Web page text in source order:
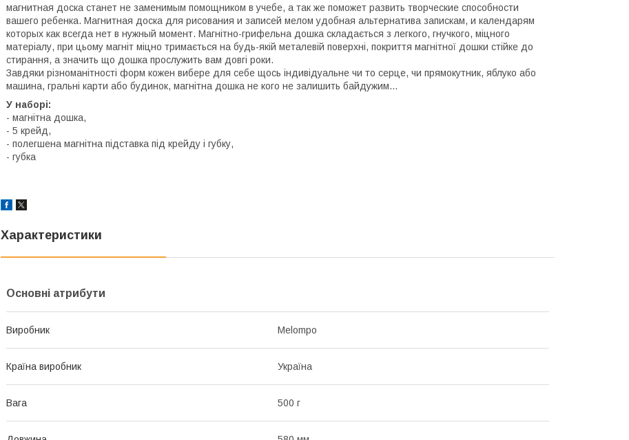
магнитная доска станет не заменимым помощником в учебе, а так же поможет развить творческие способности
вашего ребенка. Магнитная доска для рисования и записей мелом удобная альтернатива запискам, и календарям
которых как всегда нет в нужный момент. Магнітно-грифельна дошка складається з легкого, гнучкого, міцного
матеріалу, при цьому магніт міцно тримається на будь-якій металевій поверхні, покриття магнітної дошки стійке до
стирання, а значить що дошка прослужить вам довгі роки.
Завдяки різноманітності форм кожен вибере для себе щось індивідуальне чи то серце, чи прямокутник, яблуко або
машина, гральні карти або будинок, магнітна дошка не кого не залишить байдужим...
У наборі:
- магнітна дошка,
- 5 крейд,
- полегшена магнітна підставка під крейду і губку,
- губка
Характеристики
Основні атрибути
Виробник Melompo
Країна виробник Україна
Вага 500 г